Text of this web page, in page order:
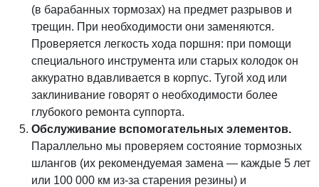
(в барабанных тормозах) на предмет разрывов и
трещин. При необходимости они заменяются.
Проверяется легкость хода поршня: при помощи
специального инструмента или старых колодок он
аккуратно вдавливается в корпус. Тугой ход или
заклинивание говорят о необходимости более
глубокого ремонта суппорта.
Обслуживание вспомогательных элементов.
Параллельно мы проверяем состояние тормозных
шлангов (их рекомендуемая замена — каждые 5 лет
или 100 000 км из-за старения резины) и